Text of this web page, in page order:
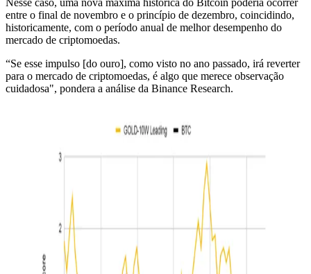
entre o final de novembro e o princípio de dezembro, coincidindo,
historicamente, com o período anual de melhor desempenho do
mercado de criptomoedas.
“Se esse impulso [do ouro], como visto no ano passado, irá reverter
para o mercado de criptomoedas, é algo que merece observação
cuidadosa", pondera a análise da Binance Research.